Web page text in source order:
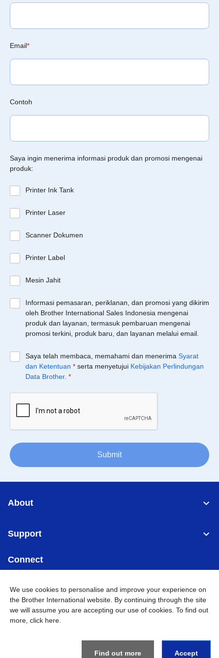
Email*
Contoh
Saya ingin menerima informasi produk dan promosi mengenai
produk:
Printer Ink Tank
Printer Laser
Scanner Dokumen
Printer Label
Mesin Jahit
Informasi pemasaran, periklanan, dan promosi yang dikirim
oleh Brother International Sales Indonesia mengenai
produk dan layanan, termasuk pembaruan mengenai
promosi terkini, produk baru, dan layanan melalui email.
Saya telah membaca, memahami dan menerima Syarat
dan Ketentuan * serta menyetujui Kebijakan Perlindungan
Data Brother. *
Submit
About
Support
Connect
Indonesia Jaringan Global
BROTHER INTERNATIONAL SALES INDONESIA All
We use cookies to personalise and improve your experience on
the Brother International website. By continuing through the site
we will assume you are accepting our use of cookies. To find out
more, click here
Find out more Accept